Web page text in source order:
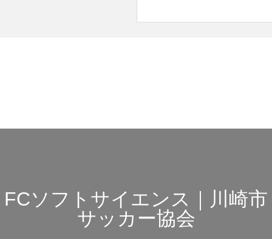
FCソフトサイエンス｜川崎市
サッカー協会